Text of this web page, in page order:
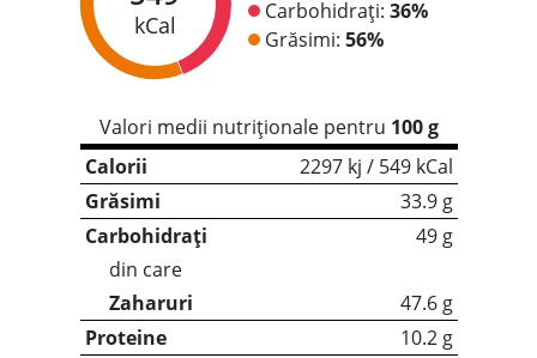
kCal
Carbohidrați: 36%
Grăsimi: 56%
Valori medii nutriționale pentru 100 g
Calorii
2297 kj / 549 kCal
Grăsimi
33.9 g
Carbohidrați
49 g
din care
Zaharuri
47.6 g
Proteine
10.2 g